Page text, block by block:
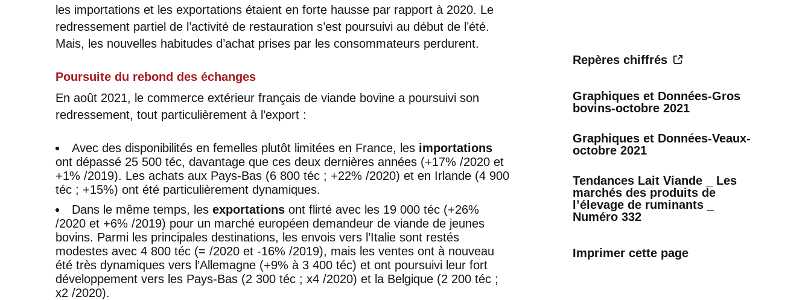
Repères chiffrés
Graphiques et Données-Gros
bovins-octobre 2021
Graphiques et Données-Veaux-
octobre 2021
Tendances Lait Viande _ Les
marchés des produits de
l’élevage de ruminants _
Numéro 332
Imprimer cette page
les importations et les exportations étaient en forte hausse par rapport à 2020. Le
redressement partiel de l’activité de restauration s’est poursuivi au début de l’été.
Mais, les nouvelles habitudes d’achat prises par les consommateurs perdurent.
Poursuite du rebond des échanges
En août 2021, le commerce extérieur français de viande bovine a poursuivi son
redressement, tout particulièrement à l’export :
Avec des disponibilités en femelles plutôt limitées en France, les importations
ont dépassé 25 500 téc, davantage que ces deux dernières années (+17% /2020 et
+1% /2019). Les achats aux Pays-Bas (6 800 téc ; +22% /2020) et en Irlande (4 900
téc ; +15%) ont été particulièrement dynamiques.
Dans le même temps, les exportations ont flirté avec les 19 000 téc (+26%
/2020 et +6% /2019) pour un marché européen demandeur de viande de jeunes
bovins. Parmi les principales destinations, les envois vers l’Italie sont restés
modestes avec 4 800 téc (= /2020 et -16% /2019), mais les ventes ont à nouveau
été très dynamiques vers l’Allemagne (+9% à 3 400 téc) et ont poursuivi leur fort
développement vers les Pays-Bas (2 300 téc ; x4 /2020) et la Belgique (2 200 téc ;
x2 /2020).